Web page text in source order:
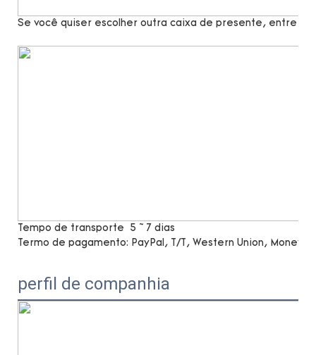
Se você quiser escolher outra caixa de presente, entre
Tempo de transporte
5 ~ 7 dias
Termo de pagamento: PayPal, T/T, Western Union,
perfil de companhia